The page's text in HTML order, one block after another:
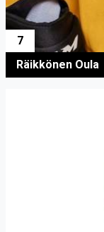
7
Räikkönen Oula